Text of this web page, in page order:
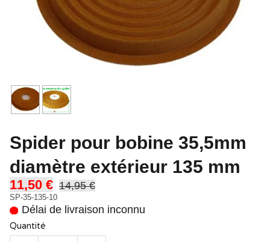
Spider pour bobine 35,5mm
diamètre extérieur 135 mm
11,50 € 14,95 €
SP-35-135-10
Délai de livraison inconnu
Quantité